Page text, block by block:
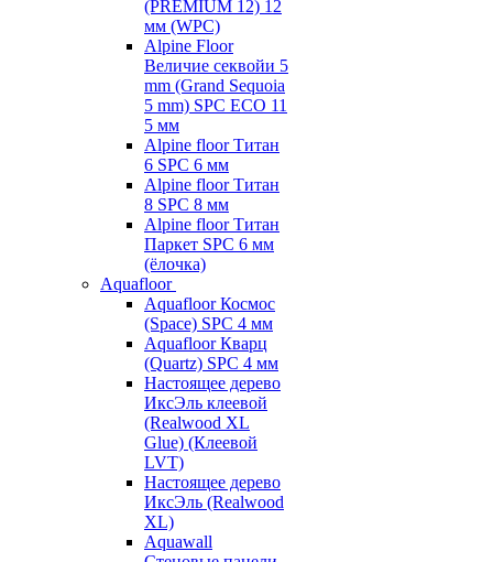
(PREMIUM 12) 12
мм (WPC)
Alpine Floor
Величие секвойи 5
mm (Grand Sequoia
5 mm) SPC ECO 11
5 мм
Alpine floor Титан
6 SPC 6 мм
Alpine floor Титан
8 SPC 8 мм
Alpine floor Титан
Паркет SPC 6 мм
(ёлочка)
Aquafloor
Aquafloor Космос
(Space) SPC 4 мм
Aquafloor Кварц
(Quartz) SPC 4 мм
Настоящее дерево
ИксЭль клеевой
(Realwood XL
Glue) (Клеевой
LVT)
Настоящее дерево
ИксЭль (Realwood
XL)
Aquawall